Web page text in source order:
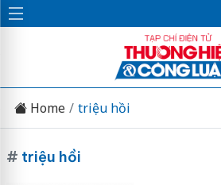
Home triệu hồi
# triệu hồi